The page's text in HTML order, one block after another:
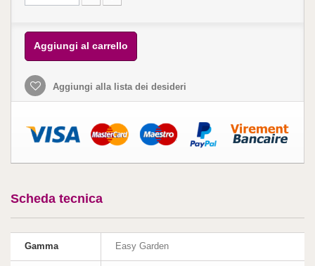
Aggiungi al carrello
Aggiungi alla lista dei desideri
Scheda tecnica
Gamma Easy Garden